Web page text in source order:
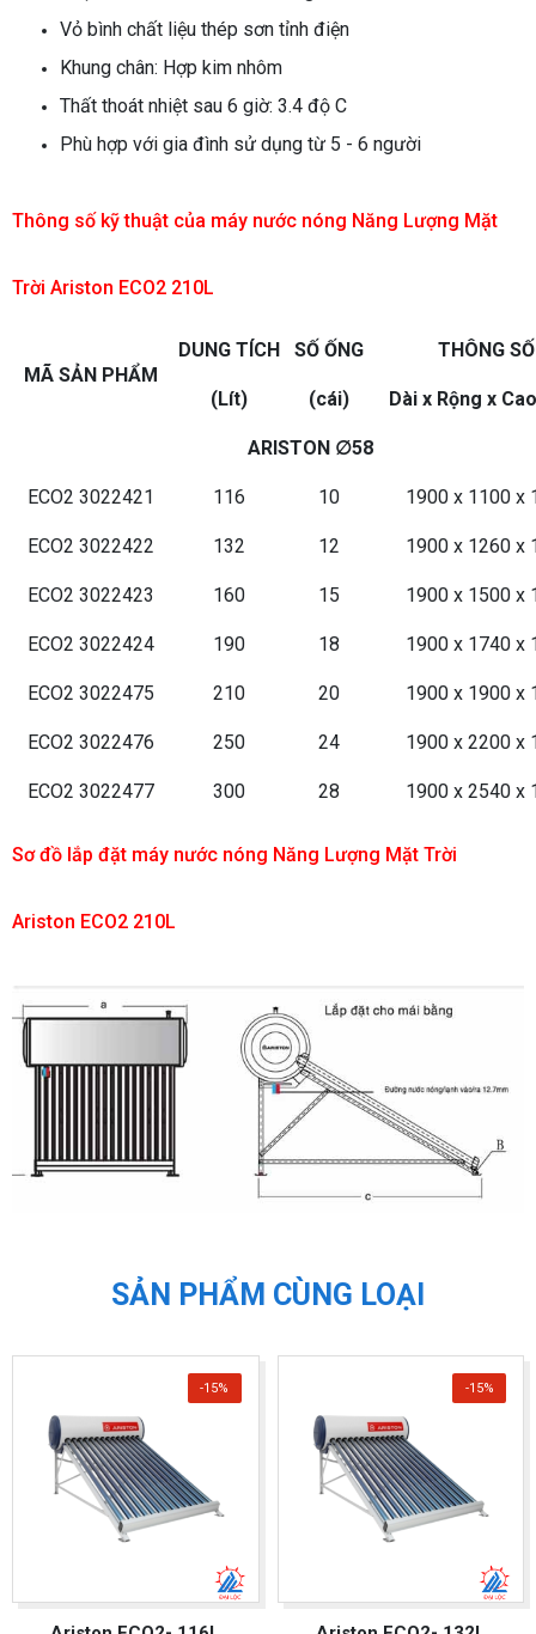
Vỏ bình chất liệu thép sơn tỉnh điện
Khung chân: Hợp kim nhôm
Thất thoát nhiệt sau 6 giờ: 3.4 độ C
Phù hợp với gia đình sử dụng từ 5 - 6 người
Thông số kỹ thuật của máy nước nóng Năng Lượng Mặt
Trời Ariston ECO2 210L
MÃ SẢN PHẨM
DUNG TÍCH SỐ ỐNG THÔNG
(Lít) (cái) Dài x Rộng x
ARISTON ∅58
ECO2 3022421 116 10 1900 x 1100 x
ECO2 3022422 132 12 1900 x 1260 x
ECO2 3022423 160 15 1900 x 1500 x
ECO2 3022424 190 18 1900 x 1740 x
ECO2 3022475 210 20 1900 x 1900 x
ECO2 3022476 250 24 1900 x 2200 x
ECO2 3022477 300 28 1900 x 2540 x
Sơ đồ lắp đặt máy nước nóng Năng Lượng Mặt Trời
Ariston ECO2 210L
SẢN PHẨM CÙNG LOẠI
-15% -15%